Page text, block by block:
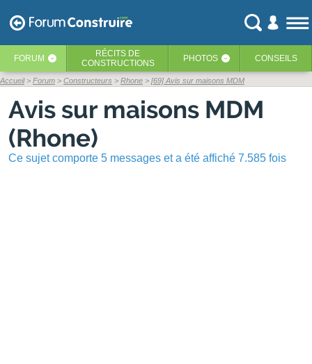
FORUM ‹ RÉCITS DE
CONSTRUCTIONS
PHOTOS ‹ CONSEILS
Accueil Forum Constructeurs Rhone [69] Avis sur maisons MDM
Avis sur maisons MDM
(Rhone)
Ce sujet comporte 5 messages et a été affiché 7.585 fois